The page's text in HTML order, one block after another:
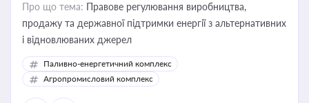
Про що тема: Правове регулювання виробництва,
продажу та державної підтримки енергії з альтернативних
і відновлюваних джерел
Паливно-енергетичний комплекс
Агропромисловий комплекс